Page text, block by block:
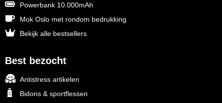
Powerbank 10.000mAh
Mok Oslo met rondom bedrukking
Bekijk alle bestsellers
Best bezocht
Antistress artikelen
Bidons & sportflessen